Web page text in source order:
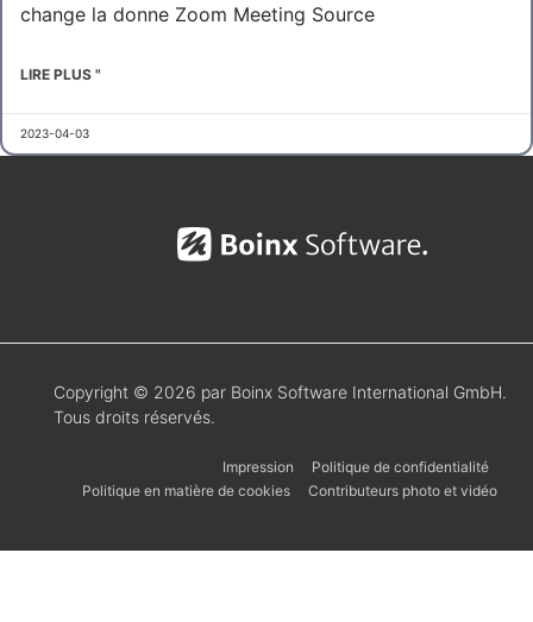
change la donne Zoom Meeting Source
LIRE PLUS "
2023-04-03
Copyright © 2026 par Boinx Software International GmbH.
Tous droits réservés.
Impression
Politique de confidentialité
Politique en matière de cookies
Contributeurs photo et vidéo